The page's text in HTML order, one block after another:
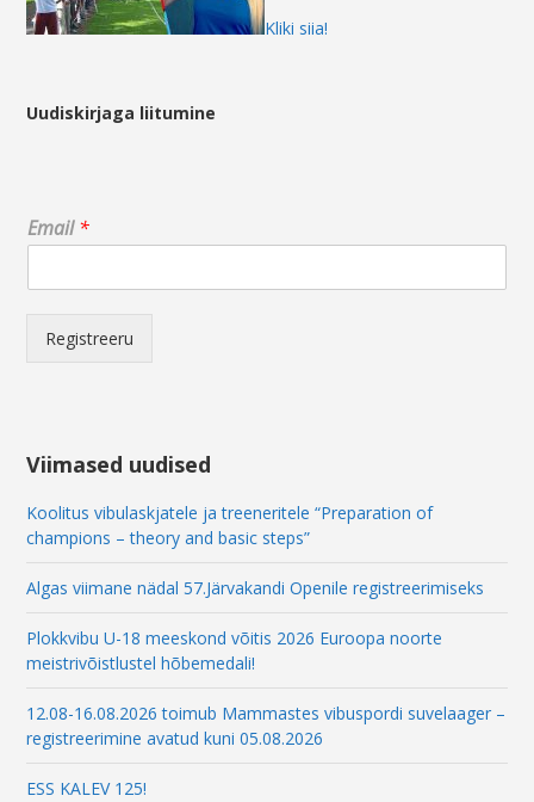
Kliki siia!
Uudiskirjaga liitumine
E
m
i
l
Email*
Registreeru
Viimased uudised
Koolitus vibulaskjatele ja treeneritele “Preparation of
champions – theory and basic steps”
Algas viimane nädal 57.Järvakandi Openile registreerimiseks
Plokkvibu U-18 meeskond võitis 2026 Euroopa noorte
meistrivõistlustel hõbemedali!
12.08-16.08.2026 toimub Mammastes vibuspordi suvelaager –
registreerimine avatud kuni 05.08.2026
ESS KALEV 125!